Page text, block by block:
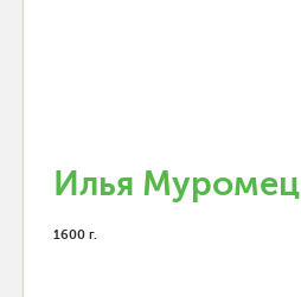
Илья Муромец
1600 г.